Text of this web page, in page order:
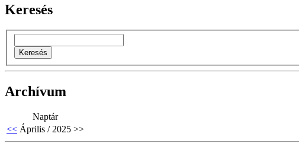
Keresés
Archívum
Naptár
<< Április / 2025 >>